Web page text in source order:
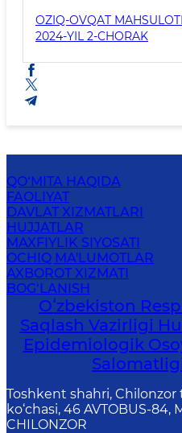
OZIQ-OVQAT
2024-YIL 2-CHORAK
QO‘MITA HAQIDA
FAOLIYAT
DAVLAT XIZMATLARI
HUJJATLAR
MAXFIYLIK SIYOSATI
OCHIQ MA'LUMOTLAR
AXBOROT XIZMATI
BOG‘LANISH
Oʻzbekiston
Saqlash Vazirligi
Epidemiologik
Toshkent shahri,
ko‘chasi, 46 AVTOBUS-84,
CHILONZOR